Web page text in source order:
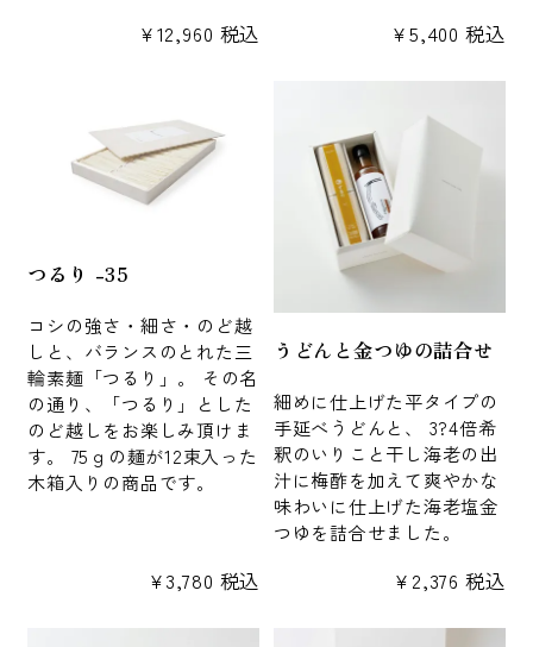
¥12,960 税込 ¥5,400 税込
つるり -35
コシの強さ・細さ・のど越
しと、バランスのとれた三
輪素麺「つるり」。 その名
の通り、「つるり」とした
のど越しをお楽しみ頂けま
す。 75ｇの麺が12束入った
木箱入りの商品です。
¥3,780 税込
うどんと金つゆの詰合せ
細めに仕上げた平タイプの
手延べうどんと、 3?4倍希
釈のいりこと干し海老の出
汁に梅酢を加えて爽やかな
味わいに仕上げた海老塩金
つゆを詰合せました。
¥ 2,376 税込